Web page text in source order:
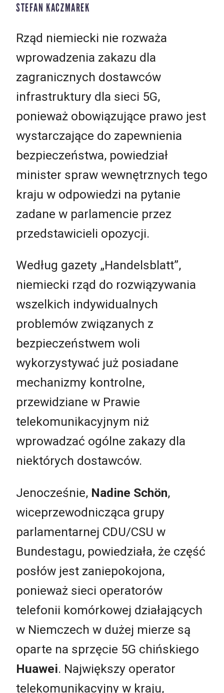
STEFAN KACZMAREK
Rząd niemiecki nie rozważa
wprowadzenia zakazu dla
zagranicznych dostawców
infrastruktury dla sieci 5G,
ponieważ obowiązujące prawo jest
wystarczające do zapewnienia
bezpieczeństwa, powiedział
minister spraw wewnętrznych tego
kraju w odpowiedzi na pytanie
zadane w parlamencie przez
przedstawicieli opozycji.
Według gazety „Handelsblatt”,
niemiecki rząd do rozwiązywania
wszelkich indywidualnych
problemów związanych z
bezpieczeństwem woli
wykorzystywać już posiadane
mechanizmy kontrolne,
przewidziane w Prawie
telekomunikacyjnym niż
wprowadzać ogólne zakazy dla
niektórych dostawców.
Jenocześnie, Nadine Schön,
wiceprzewodnicząca grupy
parlamentarnej CDU/CSU w
Bundestagu, powiedziała, że część
posłów jest zaniepokojona,
ponieważ sieci operatorów
telefonii komórkowej działających
w Niemczech w dużej mierze są
oparte na sprzęcie 5G chińskiego
Huawei. Największy operator
telekomunikacyjny w kraju,